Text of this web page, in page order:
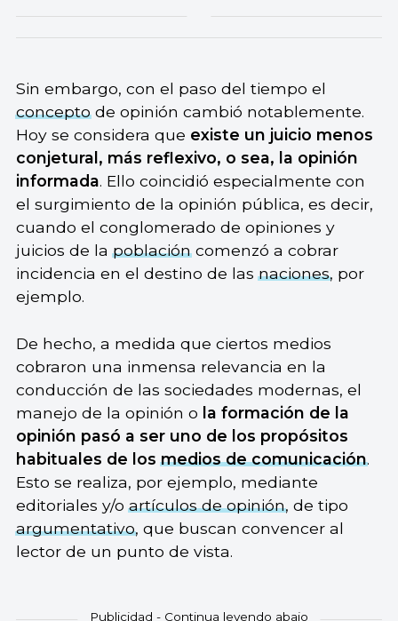
Sin embargo, con el paso del tiempo el
conceptode opinión cambió notablemente.
Hoy se considera que existe un juicio menos
conjetural, más reflexivo, o sea, la opinión
informada. Ello coincidió especialmente con
el surgimiento de la opinión pública, es decir,
cuando el conglomerado de opiniones y
juicios de lapoblacióncomenzó a cobrar
incidencia en el destino de lasnaciones, por
ejemplo.
De hecho, a medida que ciertos medios
cobraron una inmensa relevancia en la
conducción de las sociedades modernas, el
manejo de la opinión o la formación de la
opinión pasó a ser uno de los propósitos
habituales de losmedios de comunicación.
Esto se realiza, por ejemplo, mediante
editoriales y/oartículos de opinión, de tipo
argumentativo, que buscan convencer al
lector de un punto de vista.